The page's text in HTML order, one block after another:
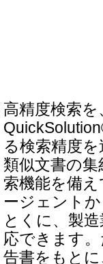
高精度検索
る検索精度
類似文書の
索機能を備
ージェント
とくに、製
応できます
告書をもと